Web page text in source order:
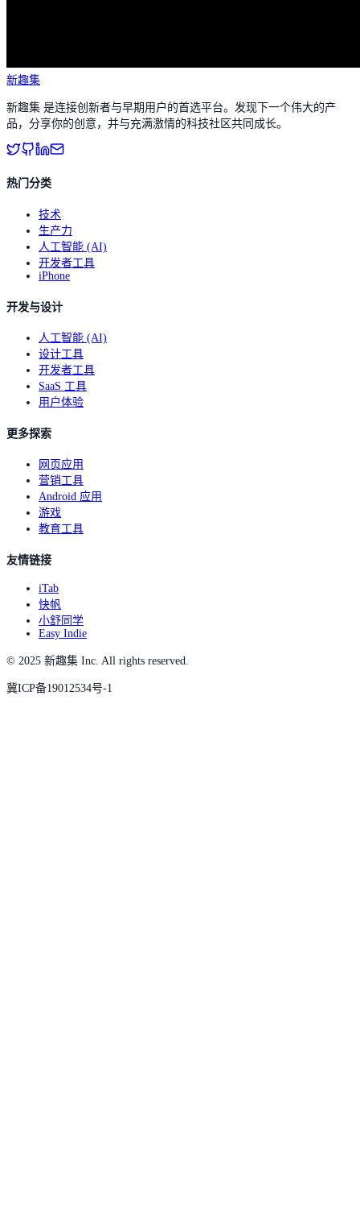
新趣集
新趣集 是连接创新者与早期用户的首选平台。发现下一个伟大的产
品，分享你的创意，并与充满激情的科技社区共同成长。
热门分类
技术
生产力
人工智能 (AI)
开发者工具
iPhone
开发与设计
人工智能 (AI)
设计工具
开发者工具
SaaS 工具
用户体验
更多探索
网页应用
营销工具
Android 应用
游戏
教育工具
友情链接
iTab
快帆
小舒同学
Easy Indie
© 2025 新趣集 Inc. All rights reserved.
冀ICP备19012534号-1